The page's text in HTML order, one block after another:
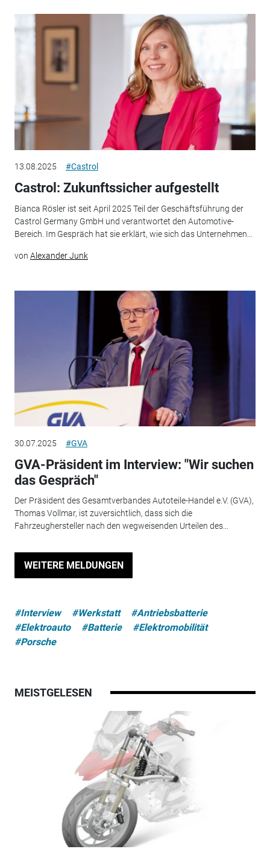
13.08.2025 #Castrol
Castrol: Zukunftssicher aufgestellt
Bianca Rösler ist seit April 2025 Teil der Geschäftsführung der
Castrol Germany GmbH und verantwortet den Automotive-
Bereich. Im Gespräch hat sie erklärt, wie sich das Unternehmen...
von Alexander Junk
30.07.2025 #GVA
GVA-Präsident im Interview: "Wir suchen
das Gespräch"
Der Präsident des Gesamtverbandes Autoteile-Handel e.V. (GVA),
Thomas Vollmar, ist zuversichtlich, dass sich die
Fahrzeughersteller nach den wegweisenden Urteilen des...
WEITERE MELDUNGEN
#Interview #Werkstatt
#Antriebsbatterie
#Elektroauto
#Batterie
#Elektromobilität
#Porsche
MEISTGELESEN